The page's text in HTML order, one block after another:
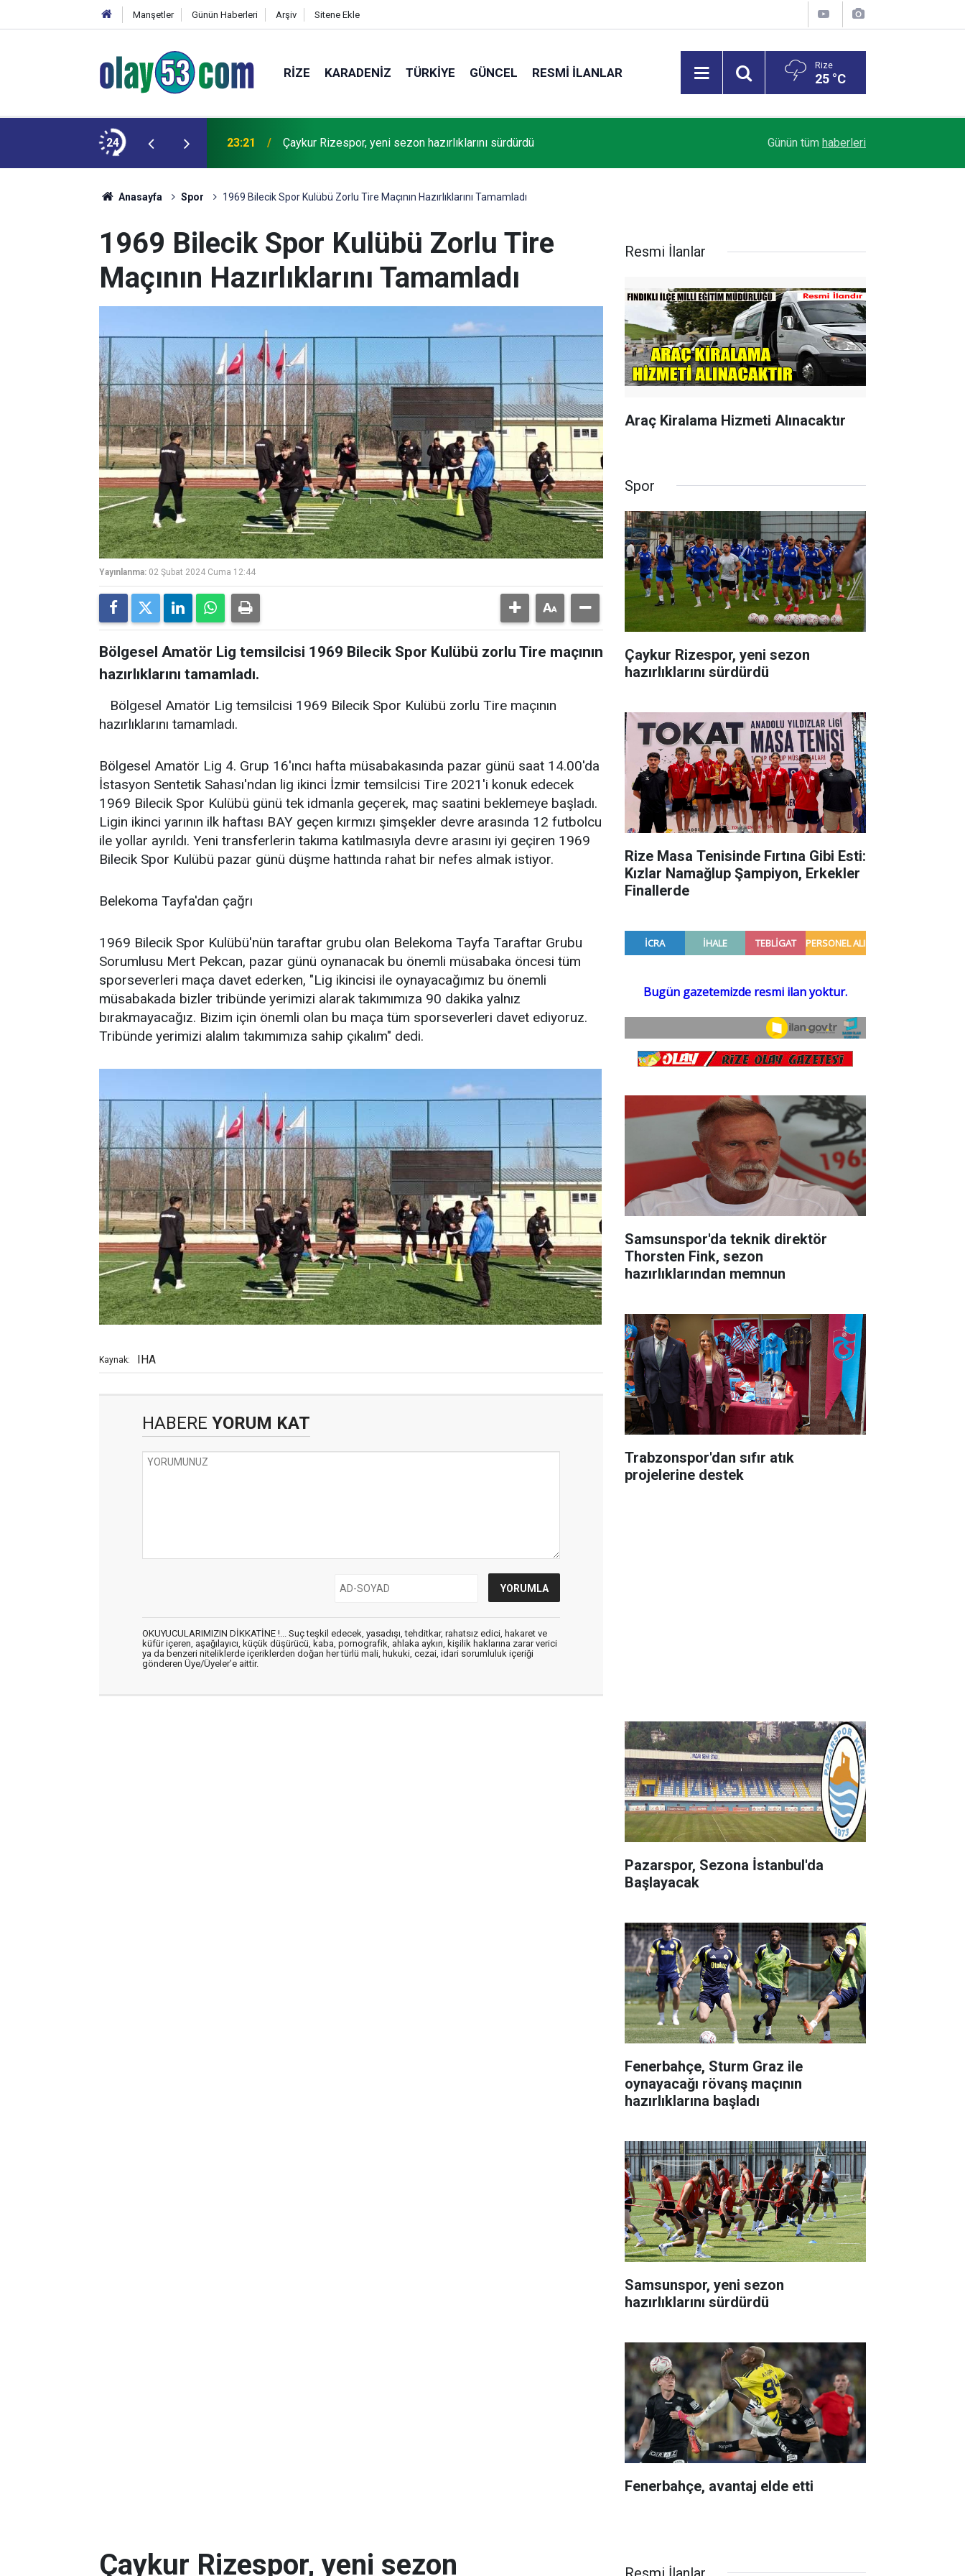
Manşetler Günün Haberleri Arşiv Sitene Ekle
RIZE KARADENIZ TÜRKIYE GÜNCEL RESMI İLANLAR Rize
25 °C
24 23:21 Çaykur Rizespor, yeni sezon hazırlıklarını sürdürdü Rize’de mevsimlik çay işçileri arasında sıra
Günün tüm haberleri
Anasayfa Spor 1969 Bilecik Spor Kulübü Zorlu Tire Maçının Hazırlıklarını Tamamladı
1969 Bilecik Spor Kulübü Zorlu Tire
Maçının Hazırlıklarını Tamamladı
Yayınlanma: 02 Şubat 2024 Cuma 12:44
Bölgesel Amatör Lig temsilcisi 1969 Bilecik Spor Kulübü zorlu Tire maçının
hazırlıklarını tamamladı.
Bölgesel Amatör Lig temsilcisi 1969 Bilecik Spor Kulübü zorlu Tire maçının
hazırlıklarını tamamladı.
Bölgesel Amatör Lig 4. Grup 16'ıncı hafta müsabakasında pazar günü saat 14.00'da
İstasyon Sentetik Sahası'ndan lig ikinci İzmir temsilcisi Tire 2021'i konuk edecek
1969 Bilecik Spor Kulübü günü tek idmanla geçerek, maç saatini beklemeye başladı.
Ligin ikinci yarının ilk haftası BAY geçen kırmızı şimşekler devre arasında 12 futbolcu
ile yollar ayrıldı. Yeni transferlerin takıma katılmasıyla devre arasını iyi geçiren 1969
Bilecik Spor Kulübü pazar günü düşme hattında rahat bir nefes almak istiyor.
Belekoma Tayfa'dan çağrı
1969 Bilecik Spor Kulübü'nün taraftar grubu olan Belekoma Tayfa Taraftar Grubu
Sorumlusu Mert Pekcan, pazar günü oynanacak bu önemli müsabaka öncesi tüm
sporseverleri maça davet ederken, "Lig ikincisi ile oynayacağımız bu önemli
müsabakada bizler tribünde yerimizi alarak takımımıza 90 dakika yalnız
bırakmayacağız. Bizim için önemli olan bu maça tüm sporseverleri davet ediyoruz.
Tribünde yerimizi alalım takımımıza sahip çıkalım" dedi.
Kaynak: IHA
HABERE YORUM KAT
OKUYUCULARIMIZIN DİKKATİNE !... Suç teşkil edecek, yasadışı, tehditkar, rahatsız edici, hakaret ve
küfür içeren, aşağılayıcı, küçük düşürücü, kaba, pornografik, ahlaka aykırı, kişilik haklarına zarar verici
ya da benzeri niteliklerde içeriklerden doğan her türlü mali, hukuki, cezai, idari sorumluluk içeriği
gönderen Üye/Üyeler’e aittir.
Resmi İlanlar
Araç Kiralama Hizmeti Alınacaktır
Spor
Çaykur Rizespor, yeni sezon
hazırlıklarını sürdürdü
Rize Masa Tenisinde Fırtına Gibi Esti:
Kızlar Namağlup Şampiyon, Erkekler
Finallerde
Samsunspor'da teknik direktör
Thorsten Fink, sezon
hazırlıklarından memnun
Trabzonspor'dan sıfır atık
projelerine destek
Pazarspor, Sezona İstanbul'da
Başlayacak
Fenerbahçe, Sturm Graz ile
oynayacağı rövanş maçının
hazırlıklarına başladı
Samsunspor, yeni sezon
hazırlıklarını sürdürdü
Fenerbahçe, avantaj elde etti
Çaykur Rizespor, yeni sezon